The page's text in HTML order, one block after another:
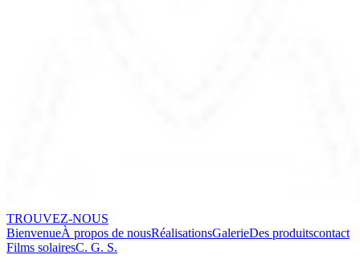
TROUVEZ-NOUS
BienvenueÀ propos de nousRéalisationsGalerieDes produitscontact
Films solairesC. G. S.